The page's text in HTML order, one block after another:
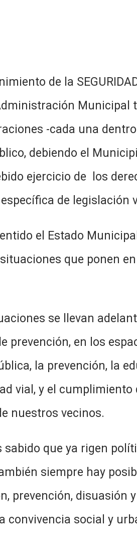
Municipal
-cada una
debiendo el
ejercicio de los
de legislación
Municipal se ve
que ponen
adelante en
prevención, en los
la prevención, la
vial, y el
nuestros vecinos.
rigen políticas
siempre hay
prevención, disuasión
convivencia social y